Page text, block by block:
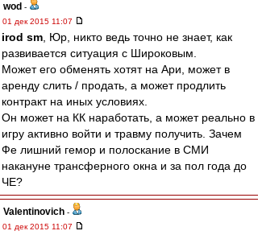
wod -
01 дек 2015 11:07
irod sm , Юр, никто ведь точно не знает, как
развивается ситуация с Широковым.
Может его обменять хотят на Ари, может в
аренду слить / продать, а может продлить
контракт на иных условиях.
Он может на КК наработать, а может реально в
игру активно войти и травму получить. Зачем
Фе лишний гемор и полоскание в СМИ
накануне трансферного окна и за пол года до
ЧЕ?
Valentinovich -
01 дек 2015 11:07